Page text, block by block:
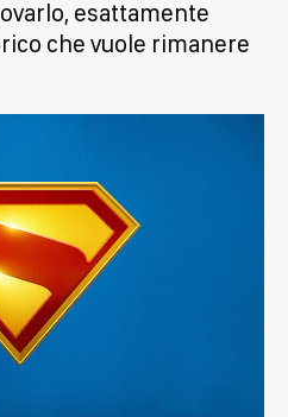
esattamente
che vuole rimanere